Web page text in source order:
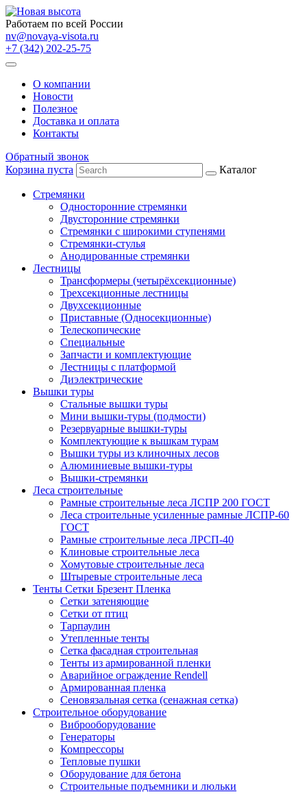
Работаем по всей России
nv@novaya-visota.ru
+7 (342) 202-25-75
О компании
Новости
Полезное
Доставка и оплата
Контакты
Обратный звонок
Корзина пуста
Каталог
Стремянки
Односторонние стремянки
Двусторонние стремянки
Стремянки с широкими ступенями
Стремянки-стулья
Анодированные стремянки
Лестницы
Трансформеры (четырёхсекционные)
Трехсекционные лестницы
Двухсекционные
Приставные (Односекционные)
Телескопические
Специальные
Запчасти и комплектующие
Лестницы с платформой
Диэлектрические
Вышки туры
Стальные вышки туры
Мини вышки-туры (подмости)
Резервуарные вышки-туры
Комплектующие к вышкам турам
Вышки туры из клиночных лесов
Алюминиевые вышки-туры
Вышки-стремянки
Леса строительные
Рамные строительные леса ЛСПР 200 ГОСТ
Леса строительные усиленные рамные ЛСПР-60
ГОСТ
Рамные строительные леса ЛРСП-40
Клиновые строительные леса
Хомутовые строительные леса
Штыревые строительные леса
Тенты Сетки Брезент Пленка
Сетки затеняющие
Сетки от птиц
Тарпаулин
Утепленные тенты
Сетка фасадная строительная
Тенты из армированной пленки
Аварийное ограждение Rendell
Армированная пленка
Сеновязальная сетка (сенажная сетка)
Строительное оборудование
Виброоборудование
Генераторы
Компрессоры
Тепловые пушки
Оборудование для бетона
Строительные подъемники и люльки